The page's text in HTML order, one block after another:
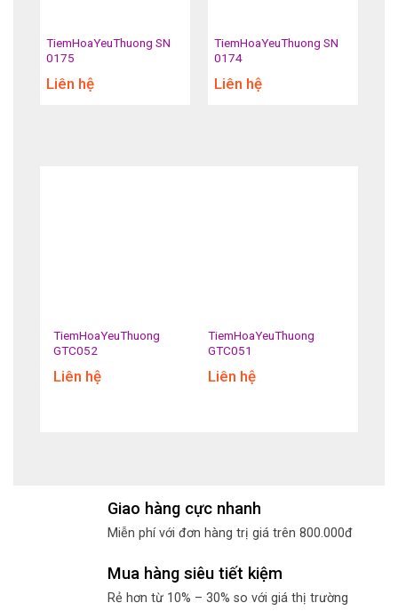
TiemHoaYeuThuong SN
0175
Liên hệ
TiemHoaYeuThuong SN
0174
Liên hệ
TiemHoaYeuThuong
GTC052
Liên hệ
TiemHoaYeuThuong
GTC051
Liên hệ
Giao hàng cực nhanh
Miễn phí với đơn hàng trị giá trên 800.000đ
Mua hàng siêu tiết kiệm
Rẻ hơn từ 10% – 30% so với giá thị trường